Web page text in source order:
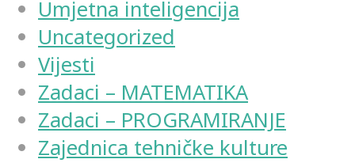
Umjetna inteligencija
Uncategorized
Vijesti
Zadaci – MATEMATIKA
Zadaci – PROGRAMIRANJE
Zajednica tehničke kulture